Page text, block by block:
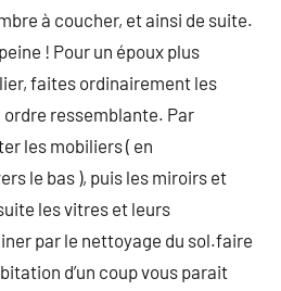
à coucher, et ainsi de suite.
! Pour un époux plus
faites ordinairement les
ressemblante. Par
les mobiliers ( en
le bas ), puis les miroirs et
les vitres et leurs
par le nettoyage du sol.faire
d’un coup vous parait